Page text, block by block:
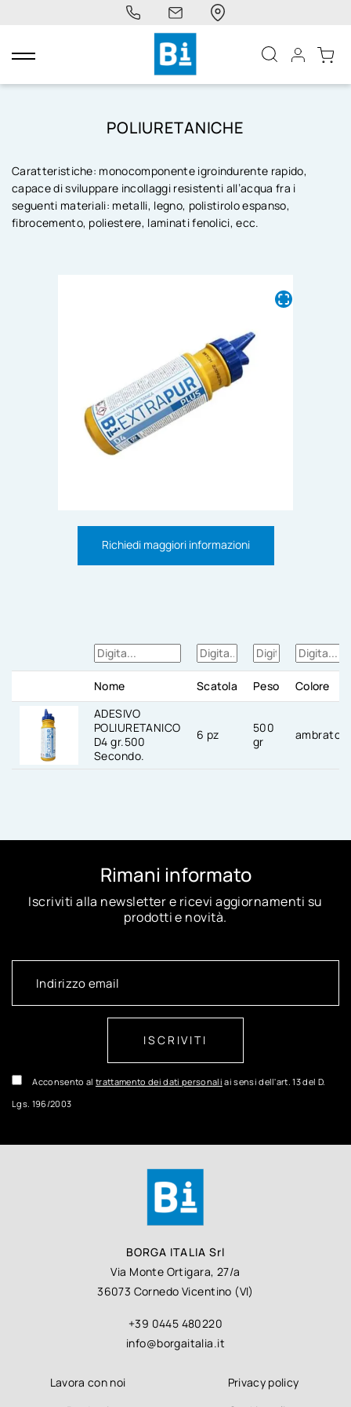
navigazione
Richiedi maggiori informazioni
POLIURETANICHE
Caratteristiche: monocomponente igroindurente rapido,
capace di sviluppare incollaggi resistenti all’acqua fra i
seguenti materiali: metalli, legno, polistirolo espanso,
fibrocemento, poliestere, laminati fenolici, ecc.
Nome Scatola Peso
Colore
ADESIVO
POLIURETANICO
D4 gr.500
Secondo.
6 pz
500
gr
ambrato
Rimani informato
Iscriviti alla newsletter e ricevi aggiornamenti su
prodotti e novità.
ISCRIVITI
Acconsento al trattamento dei dati personali ai sensi dell'art. 13 del D.
Lgs. 196/2003
BORGA ITALIA Srl
Via Monte Ortigara, 27/a
36073 Cornedo Vicentino (VI)
+39 0445 480220
info@borgaitalia.it
Lavora con noi
Privacy policy